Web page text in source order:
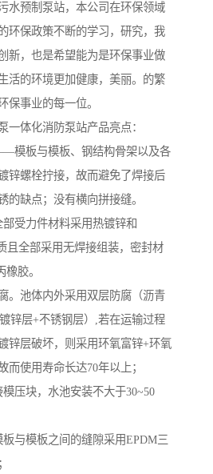
水预制泵站，本公司在环保领域
环保政策不断的学习，研究，我
新，也是希望能为是环保事业做
活的环境更加健康，美丽。的繁
保事业的每一位。
一体化消防泵站产品亮点：
模板与模板、钢结构骨架以及各
锌螺栓拧接，故而避免了焊接后
的缺点；没有横向拼接缝。
受力件材料采用热镀锌和
且全部采用无焊接组装，密封材
胶。
。池体内外采用双层防腐（沥青
锌层+不锈钢层）,若在运输过程
锌层破坏，则采用环氧富锌+环氧
而使用寿命长达70年以上；
压块，水池安装不大于30~50
与模板之间的缝隙采用EPDM三